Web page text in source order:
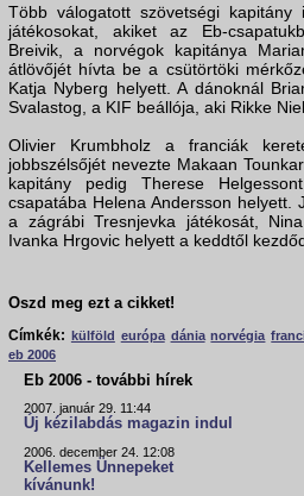
Több válogatott szövetségi
játékosokat, akiket az Eb-
Breivik, a norvégok kapitánya
átlövőjét hívta be a csütörtöki
Katja Nyberg helyett. A dánoknál
Svalastog, a KIF beállója, aki Rikke
Olivier Krumbholz a franciák
jobbszélsőjét nevezte Makaan
kapitány pedig Therese
csapatába Helena Andersson helyett.
a zágrábi Tresnjevka játékosát,
Ivanka Hrgovic helyett a keddtől
Oszd meg ezt a cikket!
Címkék: külföld európa dánia norvégia
eb 2006
Eb 2006 - további hírek
2007. január 29. 11:44
Új kézilabdás magazin indul
2006. december 24. 12:08
Kellemes Ünnepeket
kívánunk!